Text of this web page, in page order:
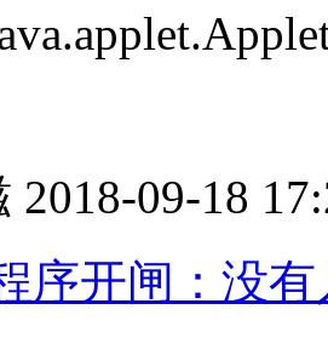
2018-09-18
序开闸：没